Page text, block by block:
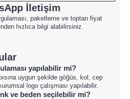
İletişim
paketleme ve toptan fiyat
hızlıca bilgi alabilirsiniz.
yapılabilir mi?
uygun şekilde göğüs, kol, cep
logo çalışması yapılabilir.
ve beden seçilebilir mi?